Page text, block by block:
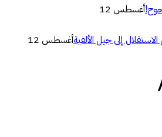
أغسطس 12
إلى جيل الألفيةأغسطس 12